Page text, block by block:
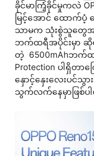
ခိုင်မာကြံ့ခိုင်မှုကလဲ
မြင့်အောင် ထောက်ပံ့
သာမက သုံးစွဲသူတွေအ
ဘက်ထရီအပိုင်းမှာ ဆိုရ
တဲ့ 6500mAhဘက်ထ
Protection ပါရှိတာ
နှောင့်နှေးလေးပင်သွာ
သွက်လက်နေမှာဖြစ်ပ